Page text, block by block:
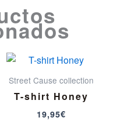
Street Cause collection
T-shirt Honey
19,95€